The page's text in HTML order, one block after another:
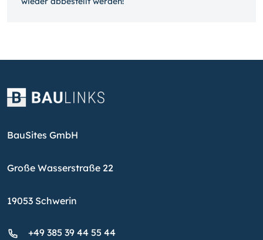
BauSites GmbH
Große Wasserstraße 22
19053 Schwerin
+49 385 39 44 55 44